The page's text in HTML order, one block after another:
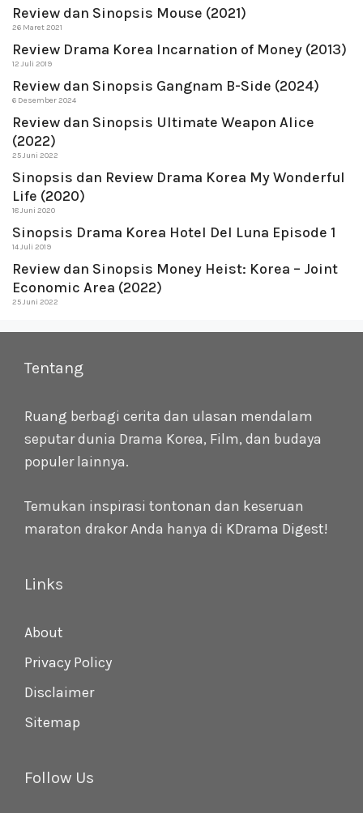
Review dan Sinopsis Mouse (2021)
26 Maret 2021
Review Drama Korea Incarnation of Money (2013)
12 Juli 2019
Review dan Sinopsis Gangnam B-Side (2024)
6 Desember 2024
Review dan Sinopsis Ultimate Weapon Alice
(2022)
25 Juni 2022
Sinopsis dan Review Drama Korea My Wonderful
Life (2020)
18 Juni 2020
Sinopsis Drama Korea Hotel Del Luna Episode 1
14 Juli 2019
Review dan Sinopsis Money Heist: Korea – Joint
Economic Area (2022)
25 Juni 2022
Tentang
Ruang berbagi cerita dan ulasan mendalam
seputar dunia Drama Korea, Film, dan budaya
populer lainnya.
Temukan inspirasi tontonan dan keseruan
maraton drakor Anda hanya di KDrama Digest!
Links
About
Privacy Policy
Disclaimer
Sitemap
Follow Us